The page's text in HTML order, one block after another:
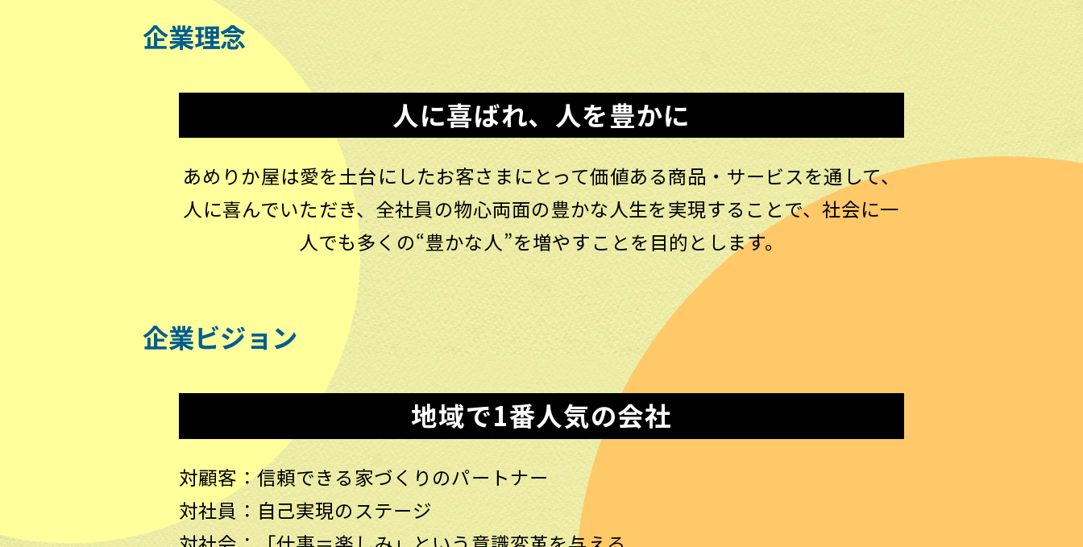
企業理念
人に喜ばれ、人を豊かに
あめりか屋は愛を土台にしたお客さまにとって価値ある商品・サービスを通して、
人に喜んでいただき、全社員の物心両面の豊かな人生を実現することで、社会に一
人でも多くの“豊かな人”を増やすことを目的とします。
企業ビジョン
地域で1番人気の会社
対顧客：信頼できる家づくりのパートナー
対社員：自己実現のステージ